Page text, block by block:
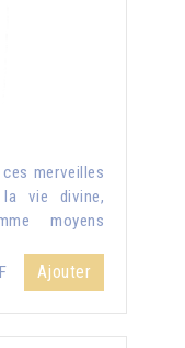
merveilles
vie divine,
moyens
Ajouter